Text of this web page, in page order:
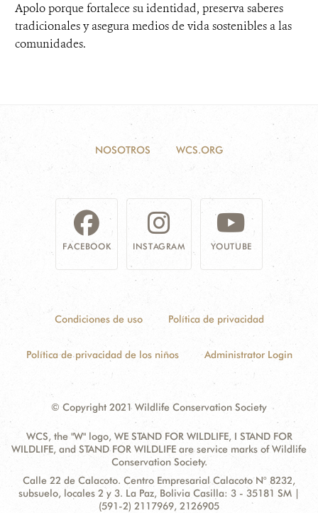
Apolo porque fortalece su identidad, preserva saberes
tradicionales y asegura medios de vida sostenibles a las
comunidades.
NOSOTROS WCS.ORG
FACEBOOK INSTAGRAM YOUTUBE
Condiciones de uso Política de privacidad
Política de privacidad de los niños Administrator Login
© Copyright 2021 Wildlife Conservation Society
WCS, the "W" logo, WE STAND FOR WILDLIFE, I STAND FOR
WILDLIFE, and STAND FOR WILDLIFE are service marks of Wildlife
Conservation Society.
Contact
Information
Address:
Calle 22 de Calacoto. Centro Empresarial Calacoto N° 8232,
subsuelo, locales 2 y 3. La Paz, Bolivia Casilla: 3 - 35181 SM |
(591-2) 2117969, 2126905